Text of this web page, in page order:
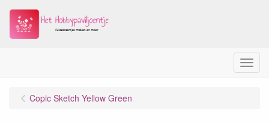
Menu
Copic Sketch Yellow Green